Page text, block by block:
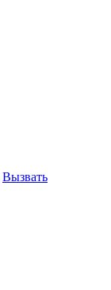
Вызвать